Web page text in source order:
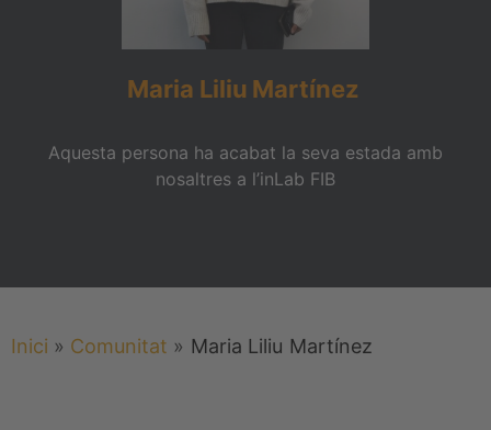
Maria Liliu Martínez
Aquesta persona ha acabat la seva estada amb
nosaltres a l’inLab FIB
Inici » Comunitat » Maria Liliu Martínez